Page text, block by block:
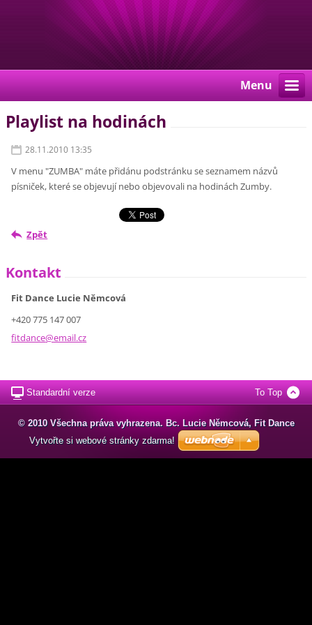
Menu
Playlist na hodinách
28.11.2010 13:35
V menu "ZUMBA" máte přidánu podstránku se seznamem názvů
písniček, které se objevují nebo objevovali na hodinách Zumby.
Zpět
Kontakt
Fit Dance Lucie Němcová
+420 775 147 007
fitdance@email.cz
Standardní verze To Top
© 2010 Všechna práva vyhrazena. Bc. Lucie Němcová, Fit Dance
Vytvořte si webové stránky zdarma!